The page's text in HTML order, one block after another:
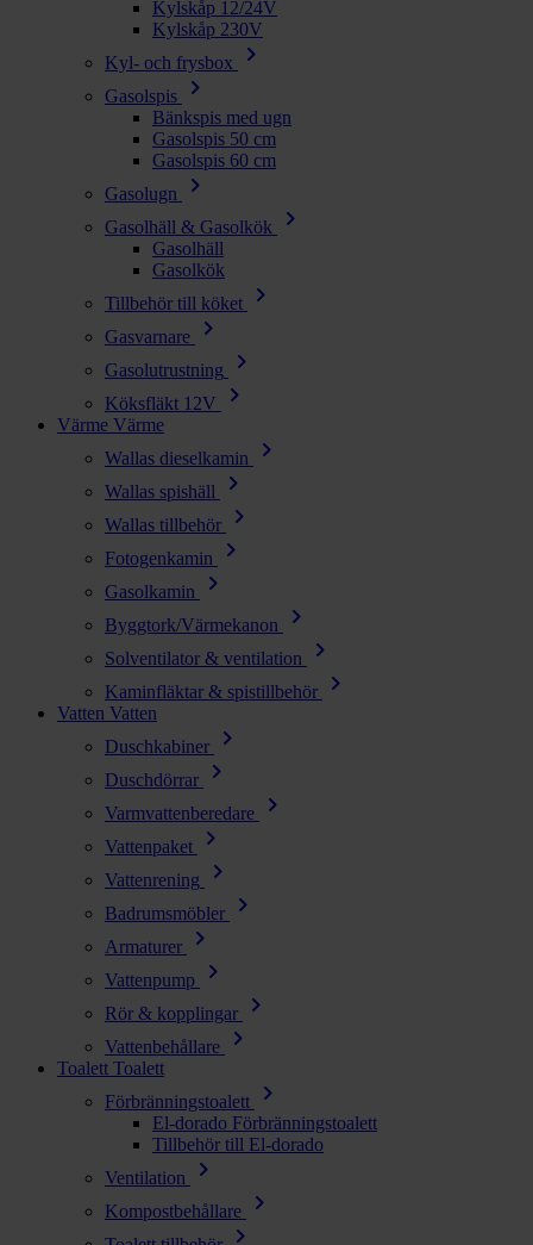
Kylskåp 12/24V
Kylskåp 230V
Kyl- och frysbox
chevron_right
Gasolspis chevron_right
Bänkspis med ugn
Gasolspis 50 cm
Gasolspis 60 cm
Gasolugn
chevron_right
Gasolhäll & Gasolkök chevron_right
Gasolhäll
Gasolkök
Tillbehör till köket
chevron_right
Gasvarnare chevron_right
Gasolutrustning chevron_right
Köksfläkt 12V chevron_right
Värme Värme
Wallas dieselkamin
chevron_right
Wallas spishäll chevron_right
Wallas tillbehör chevron_right
Fotogenkamin chevron_right
Gasolkamin chevron_right
Byggtork/Värmekanon chevron_right
Solventilator & ventilation chevron_right
Kaminfläktar & spistillbehör chevron_right
Vatten Vatten
Duschkabiner
chevron_right
Duschdörrar chevron_right
Varmvattenberedare chevron_right
Vattenpaket chevron_right
Vattenrening chevron_right
Badrumsmöbler chevron_right
Armaturer chevron_right
Vattenpump chevron_right
Rör & kopplingar chevron_right
Vattenbehållare chevron_right
Toalett Toalett
Förbränningstoalett
chevron_right
El-dorado Förbränningstoalett
Tillbehör till El-dorado
Ventilation
chevron_right
Kompostbehållare chevron_right
chevron_right